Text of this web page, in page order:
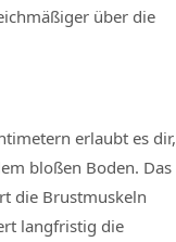
über die
erlaubt es dir,
bloßen Boden. Das
die Brustmuskeln
langfristig die